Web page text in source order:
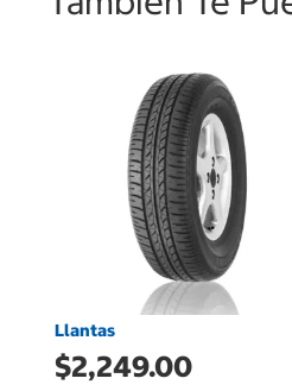
Llantas
$2,249.00